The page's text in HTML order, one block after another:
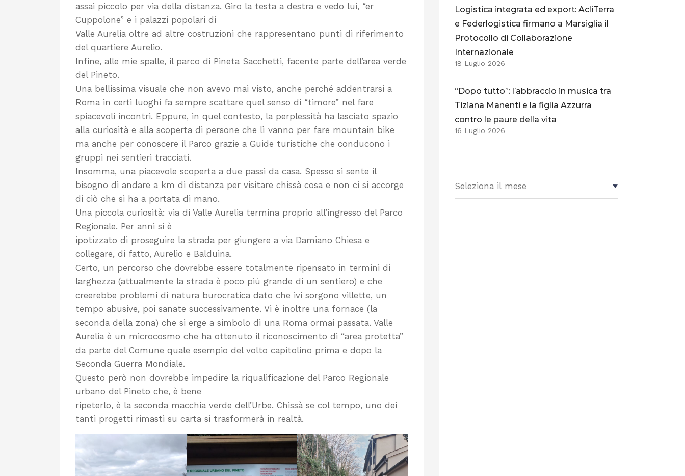
assai piccolo per via della distanza. Giro la testa a destra e vedo lui, “er
Cuppolone” e i palazzi popolari di
Valle Aurelia oltre ad altre costruzioni che rappresentano punti di riferimento
del quartiere Aurelio.
Infine, alle mie spalle, il parco di Pineta Sacchetti, facente parte dell’area verde
del Pineto.
Una bellissima visuale che non avevo mai visto, anche perché addentrarsi a
Roma in certi luoghi fa sempre scattare quel senso di “timore” nel fare
spiacevoli incontri. Eppure, in quel contesto, la perplessità ha lasciato spazio
alla curiosità e alla scoperta di persone che lì vanno per fare mountain bike
ma anche per conoscere il Parco grazie a Guide turistiche che conducono i
gruppi nei sentieri tracciati.
Insomma, una piacevole scoperta a due passi da casa. Spesso si sente il
bisogno di andare a km di distanza per visitare chissà cosa e non ci si accorge
di ciò che si ha a portata di mano.
Una piccola curiosità: via di Valle Aurelia termina proprio all’ingresso del Parco
Regionale. Per anni si è
ipotizzato di proseguire la strada per giungere a via Damiano Chiesa e
collegare, di fatto, Aurelio e Balduina.
Certo, un percorso che dovrebbe essere totalmente ripensato in termini di
larghezza (attualmente la strada è poco più grande di un sentiero) e che
creerebbe problemi di natura burocratica dato che ivi sorgono villette, un
tempo abusive, poi sanate successivamente. Vi è inoltre una fornace (la
seconda della zona) che si erge a simbolo di una Roma ormai passata. Valle
Aurelia è un microcosmo che ha ottenuto il riconoscimento di “area protetta”
da parte del Comune quale esempio del volto capitolino prima e dopo la
Seconda Guerra Mondiale.
Questo però non dovrebbe impedire la riqualificazione del Parco Regionale
urbano del Pineto che, è bene
ripeterlo, è la seconda macchia verde dell’Urbe. Chissà se col tempo, uno dei
tanti progetti rimasti su carta si trasformerà in realtà.
Logistica integrata ed export: AcliTerra
e Federlogistica firmano a Marsiglia il
Protocollo di Collaborazione
Internazionale
18 Luglio 2026
“Dopo tutto”: l’abbraccio in musica tra
Tiziana Manenti e la figlia Azzurra
contro le paure della vita
16 Luglio 2026